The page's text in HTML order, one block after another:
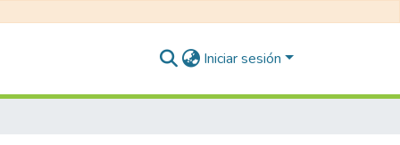
Iniciar sesión